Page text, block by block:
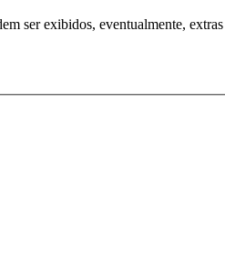
ser exibidos, eventualmente,